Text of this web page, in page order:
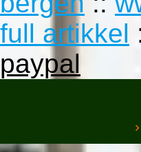
full artikkel
paypal